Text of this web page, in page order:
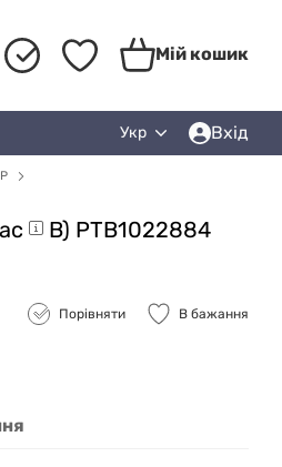
Мій кошик
Укр Вхід
B) PTB1022884
Порівняти В бажання